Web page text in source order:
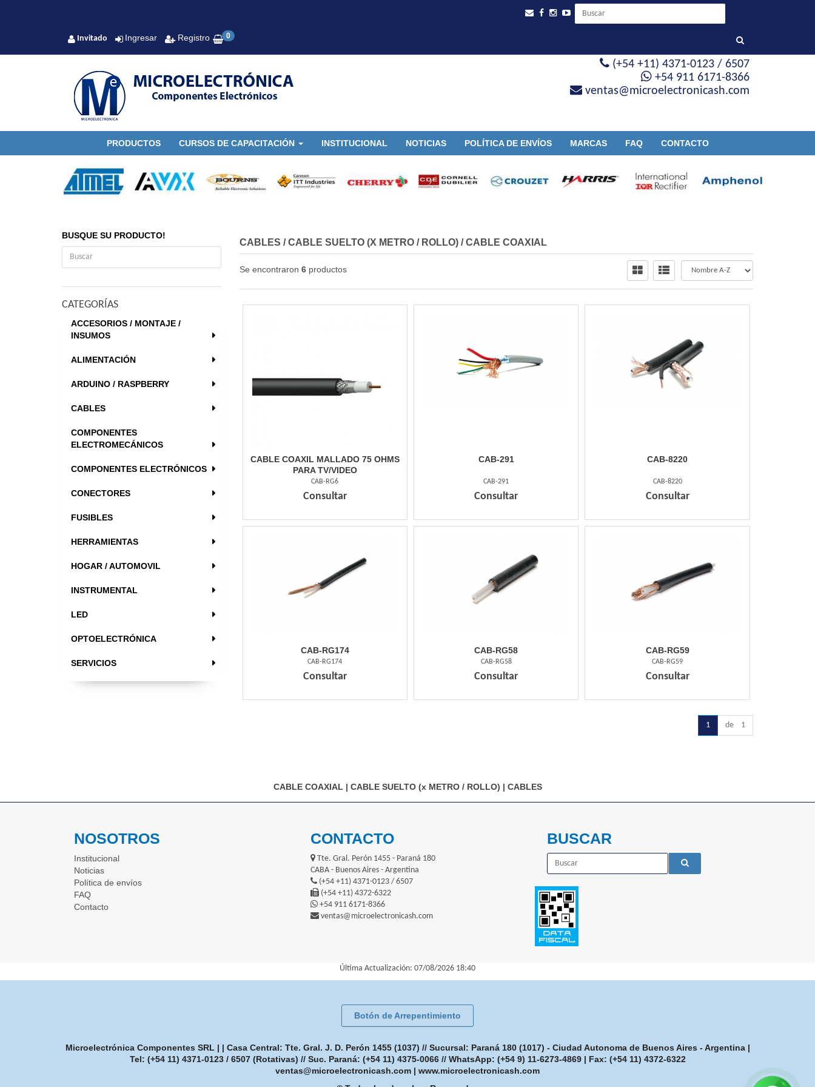
Invitado Ingresar Registro 0
PRODUCTOS CURSOS DE CAPACITACIÓN INSTITUCIONAL NOTICIAS POLÍTICA DE ENVÍOS MARCAS FAQ CONTACTO
(+54 +11) 4371-0123 / 6507
+54 911 6171-8366
ventas@microelectronicash.com
BUSQUE SU PRODUCTO!
CATEGORÍAS
ACCESORIOS / MONTAJE /
INSUMOS
ALIMENTACIÓN
ARDUINO / RASPBERRY
CABLES
COMPONENTES
ELECTROMECÁNICOS
COMPONENTES ELECTRÓNICOS
CONECTORES
FUSIBLES
HERRAMIENTAS
HOGAR / AUTOMOVIL
INSTRUMENTAL
LED
OPTOELECTRÓNICA
SERVICIOS
CABLES /CABLE SUELTO (X METRO / ROLLO)/CABLE COAXIAL
Se encontraron 6 productos
CABLE COAXIL MALLADO 75 OHMS
PARA TV/VIDEO
CAB-RG6
Consultar
CAB-291
CAB-291
Consultar
CAB-8220
CAB-8220
Consultar
CAB-RG174
CAB-RG174
Consultar
CAB-RG58
CAB-RG58
Consultar
CAB-RG59
CAB-RG59
Consultar
1 de 1
CABLE COAXIAL| CABLE SUELTO (x METRO / ROLLO) | CABLES
NOSOTROS
Institucional
Noticias
Política de envíos
FAQ
Contacto
CONTACTO
Tte. Gral. Perón 1455 - Paraná 180
CABA - Buenos Aires - Argentina
(+54 +11) 4371-0123 / 6507
(+54 +11) 4372-6322
+54 911 6171-8366
ventas@microelectronicash.com
BUSCAR
Última Actualización: 07/08/2026 18:40
Botón de Arrepentimiento
Microelectrónica Componentes SRL | | Casa Central: Tte. Gral. J. D. Perón 1455 (1037) // Sucursal: Paraná 180 (1017) - Ciudad Autonoma de Buenos Aires - Argentina |
Tel: (+54 11) 4371-0123 / 6507 (Rotativas) // Suc. Paraná: (+54 11) 4375-0066 // WhatsApp: (+54 9) 11-6273-4869| Fax: (+54 11) 4372-6322
ventas@microelectronicash.com | www.microelectronicash.com